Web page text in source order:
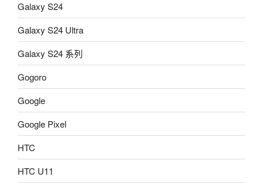
Galaxy S24
Galaxy S24 Ultra
Galaxy S24 系列
Gogoro
Google
Google Pixel
HTC
HTC U11